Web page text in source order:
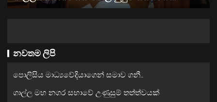
නවතම ලිපි
පොලිසිය මාධ්‍යවේදියාගෙන් සමාව ගනී..
ගාල්ල මහ නගර සභාවේ උණුසුම් තත්ත්වයක්